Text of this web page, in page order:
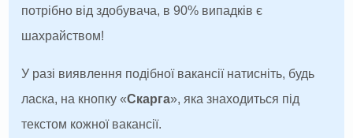
потрібно від здобувача, в 90% випадків є
шахрайством!
У разі виявлення подібної вакансії натисніть, будь
ласка, на кнопку «Скарга», яка знаходиться під
текстом кожної вакансії.